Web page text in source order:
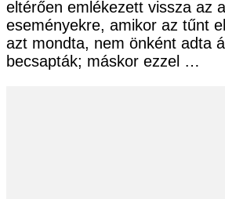
eltérően emlékezett vissza az
eseményekre, amikor az tűnt
azt mondta, nem önként adta
becsapták; máskor ezzel …